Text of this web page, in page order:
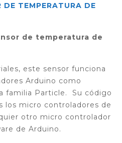
DE TEMPERATURA DE
de temperatura de
este sensor funciona
Arduino como
familia Particle. Su código
los micro controladores de
otro micro controlador
de Arduino.